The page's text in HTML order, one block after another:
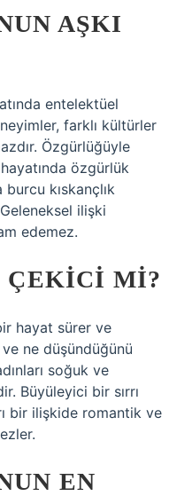
AŞKI
entelektüel
farklı kültürler
Özgürlüğüyle
özgürlük
kıskançlık
ilişki
edemez.
ÇEKICI MI?
hayat sürer ve
ne düşündüğünü
soğuk ve
Büyüleyici bir sırrı
bir ilişkide romantik ve
EN